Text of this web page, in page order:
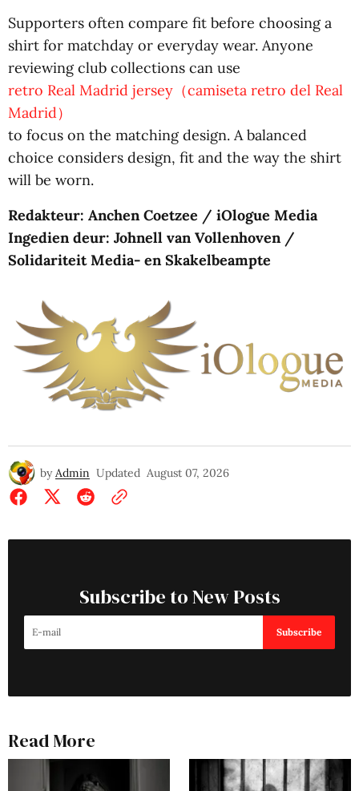
Supporters often compare fit before choosing a
shirt for matchday or everyday wear. Anyone
reviewing club collections can use
retro Real Madrid jersey（camiseta retro del Real
Madrid）
to focus on the matching design. A balanced
choice considers design, fit and the way the shirt
will be worn.
Redakteur: Anchen Coetzee / iOlogue Media
Ingedien deur: Johnell van Vollenhoven /
Solidariteit Media- en Skakelbeampte
by Admin Updated August 07, 2026
Subscribe to New Posts
Subscribe
Read More